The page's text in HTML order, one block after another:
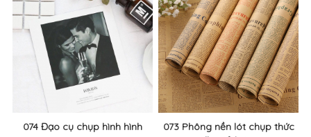
074 Đạo cụ chụp hình hình
073 Phông nền lót chụp thức